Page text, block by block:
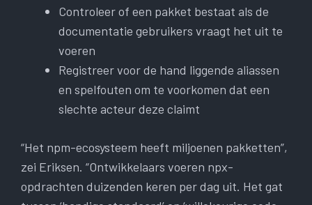
Controleer of een pakket bestaat als de
documentatie gebruikers vraagt ​​het uit te
voeren
Registreer voor de hand liggende aliassen
en spelfouten om te voorkomen dat een
slechte acteur deze claimt
“Het npm-ecosysteem heeft miljoenen pakketten”,
zei Eriksen. “Ontwikkelaars voeren npx-
opdrachten duizenden keren per dag uit. Het gat